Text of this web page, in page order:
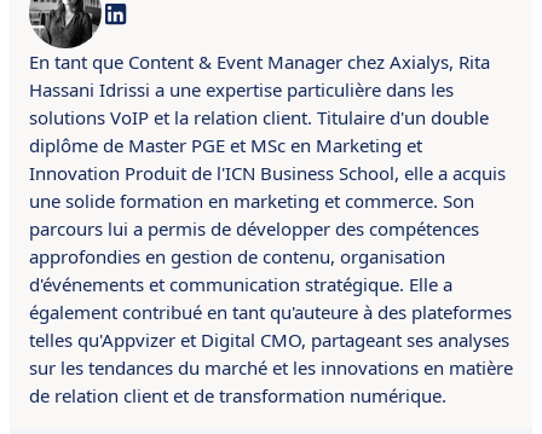
En tant que Content & Event Manager chez Axialys, Rita
Hassani Idrissi a une expertise particulière dans les
solutions VoIP et la relation client. Titulaire d'un double
diplôme de Master PGE et MSc en Marketing et
Innovation Produit de l'ICN Business School, elle a acquis
une solide formation en marketing et commerce. Son
parcours lui a permis de développer des compétences
approfondies en gestion de contenu, organisation
d'événements et communication stratégique. Elle a
également contribué en tant qu'auteure à des plateformes
telles qu'Appvizer et Digital CMO, partageant ses analyses
sur les tendances du marché et les innovations en matière
de relation client et de transformation numérique.